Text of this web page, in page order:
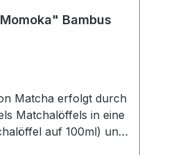
Bambus
Matcha erfolgt durch
Matchalöffels in eine
auf 100ml) und